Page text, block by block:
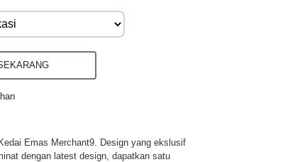
Emas Merchant9. Design yang ekslusif
dengan latest design, dapatkan satu